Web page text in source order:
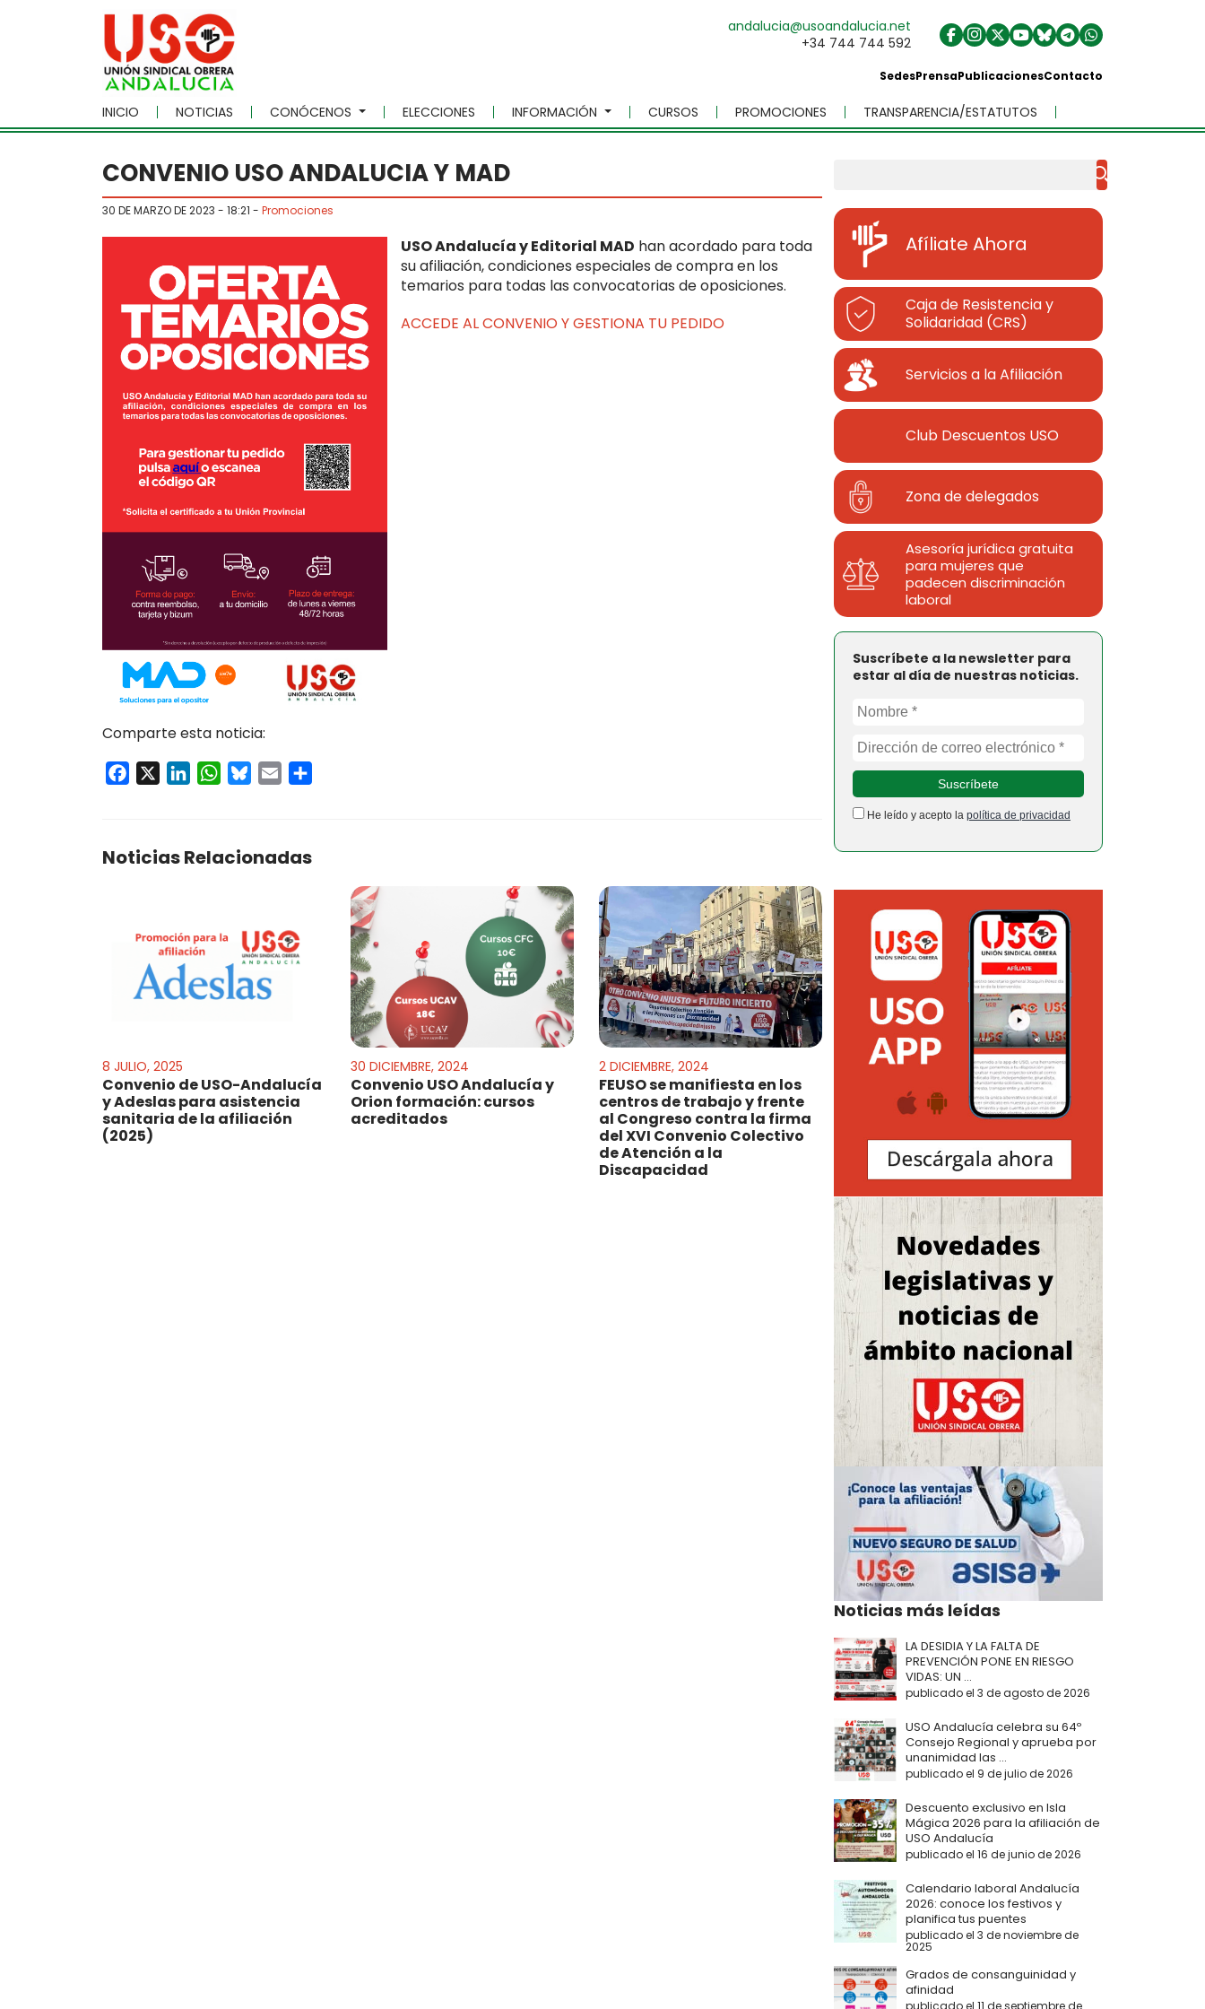
Skip to main content
andalucia@usoandalucia.net
+34 744 744 592
SedesPrensaPublicacionesContacto
INICIO NOTICIAS CONÓCENOS ELECCIONES INFORMACIÓN CURSOS PROMOCIONES TRANSPARENCIA/ESTATUTOS
CONVENIO USO ANDALUCIA Y MAD
30 DE MARZO DE 2023 - 18:21 - Promociones
USO Andalucía y Editorial MAD han acordado para toda
su afiliación, condiciones especiales de compra en los
temarios para todas las convocatorias de oposiciones.
ACCEDE AL CONVENIO Y GESTIONA TU PEDIDO
Comparte esta noticia:
Facebook LinkedInWhatsApp
Bluesky
Email
Noticias Relacionadas
8 JULIO, 2025
Convenio de USO-Andalucía
y Adeslas para asistencia
sanitaria de la afiliación
(2025)
30 DICIEMBRE, 2024
Convenio USO Andalucía y
Orion formación: cursos
acreditados
2 DICIEMBRE, 2024
FEUSO se manifiesta en los
centros de trabajo y frente
al Congreso contra la firma
del XVI Convenio Colectivo
de Atención a la
Discapacidad
Afíliate Ahora
Caja de Resistencia y
Solidaridad (CRS)
Servicios a la Afiliación
Club Descuentos USO
Zona de delegados
Asesoría jurídica gratuita
para mujeres que
padecen discriminación
laboral
Suscríbete a la newsletter para
estar al día de nuestras noticias.
He leído y acepto la política de privacidad
Noticias más leídas
LA DESIDIA Y LA FALTA DE
PREVENCIÓN PONE EN RIESGO
VIDAS: UN ...
publicado el 3 de agosto de 2026
USO Andalucía celebra su 64º
Consejo Regional y aprueba por
unanimidad las ...
publicado el 9 de julio de 2026
Descuento exclusivo en Isla
Mágica 2026 para la afiliación de
USO Andalucía
publicado el 16 de junio de 2026
Calendario laboral Andalucía
2026: conoce los festivos y
planifica tus puentes
publicado el 3 de noviembre de
2025
Grados de consanguinidad y
afinidad
publicado el 11 de septiembre de